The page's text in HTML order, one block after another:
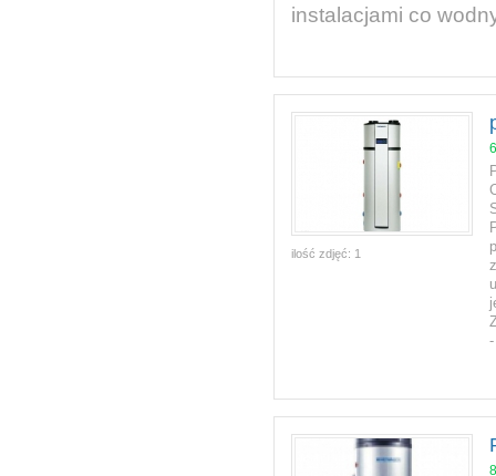
instalacjami co
ilość zdjęć: 1